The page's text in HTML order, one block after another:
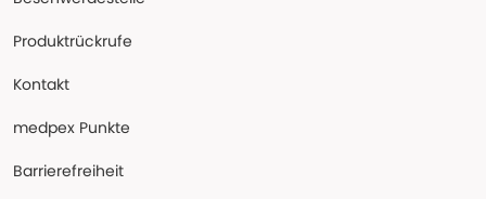
Produktrückrufe
Kontakt
medpex Punkte
Barrierefreiheit